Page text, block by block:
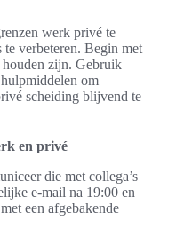
werk privé te
verbeteren. Begin met
houden zijn. Gebruik
om
scheiding blijvend te
en privé
die met collega’s
e-mail na 19:00 en
een afgebakende